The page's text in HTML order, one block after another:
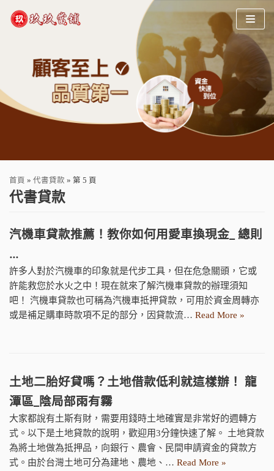
content
首頁 » 代書貸款 » 第 5 頁
代書貸款
汽機車貸款推薦！教你如何用愛車換現金_ 總則
…
許多人對於汽機車的印象就是代步工具，但在危急關頭，它或
許能救您於水火之中！現在就來了解汽機車貸款的辦理須知
吧！ 汽機車貸款也可稱為汽機車抵押貸款，可用於資金周轉亦
或是補足購車時款項不足的部分，因貸款流… Read More »
土地二胎好貸嗎？土地借款低利就這樣辦！ 龍
潭區_陰局部雨有霧
大家都說有土斯有財，需要用錢時土地確實是非常好的週轉方
式。以下是土地貸款的說明，歡迎用3分鐘快速了解。 土地貸款
為將土地做為抵押品，向銀行、農會、民間申請資金的貸款方
式。由於台灣土地可分為建地、農地、… Read More »